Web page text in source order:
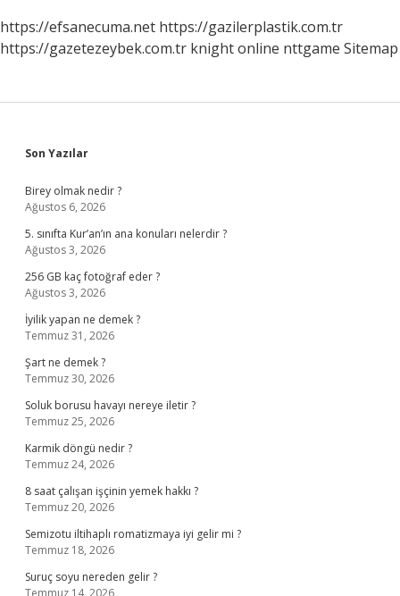
https://efsanecuma.net https://gazilerplastik.com.tr
https://gazetezeybek.com.tr knight online nttgame Sitemap
Sidebar
Son Yazılar
Birey olmak nedir ?
Ağustos 6, 2026
5. sınıfta Kur’an’ın ana konuları nelerdir ?
Ağustos 3, 2026
256 GB kaç fotoğraf eder ?
Ağustos 3, 2026
İyilik yapan ne demek ?
Temmuz 31, 2026
Şart ne demek ?
Temmuz 30, 2026
Soluk borusu havayı nereye iletir ?
Temmuz 25, 2026
Karmik döngü nedir ?
Temmuz 24, 2026
8 saat çalışan işçinin yemek hakkı ?
Temmuz 20, 2026
Semizotu iltihaplı romatizmaya iyi gelir mi ?
Temmuz 18, 2026
Suruç soyu nereden gelir ?
Temmuz 14, 2026